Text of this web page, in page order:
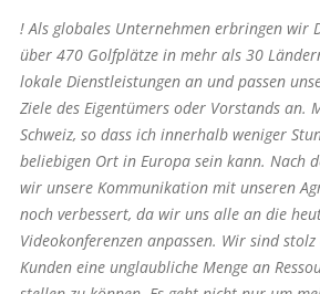
! Als globales Unternehmen erbringen wir
über 470 Golfplätze in mehr als 30
lokale Dienstleistungen an und passen
Ziele des Eigentümers oder Vorstands an.
Schweiz, so dass ich innerhalb weniger
beliebigen Ort in Europa sein kann. Nach
wir unsere Kommunikation mit unseren
noch verbessert, da wir uns alle an die
Videokonferenzen anpassen. Wir sind
Kunden eine unglaubliche Menge an